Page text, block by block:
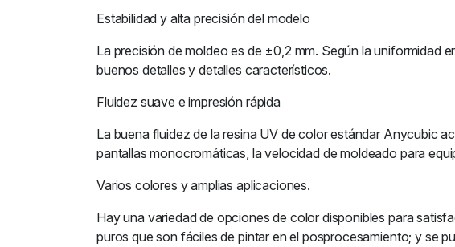
Estabilidad y alta precisión del modelo
La precisión de moldeo es de ±0,2 mm. Según la uniformidad
buenos detalles y detalles característicos.
Fluidez suave e impresión rápida
La buena fluidez de la resina UV de color estándar Anycubic
pantallas monocromáticas, la velocidad de moldeado para
Varios colores y amplias aplicaciones.
Hay una variedad de opciones de color disponibles para
puros que son fáciles de pintar en el posprocesamiento; y se